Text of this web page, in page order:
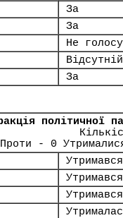
За
За
Не
Відсутній
За
політичної
- 0
Утримався
Утримався
Утримався